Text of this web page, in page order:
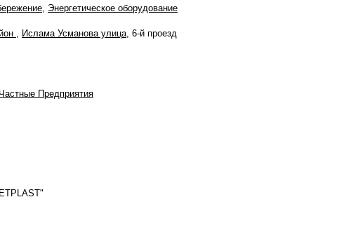
, Энергетическое оборудование
, Ислама Усманова улица, 6-й проезд
Частные Предприятия